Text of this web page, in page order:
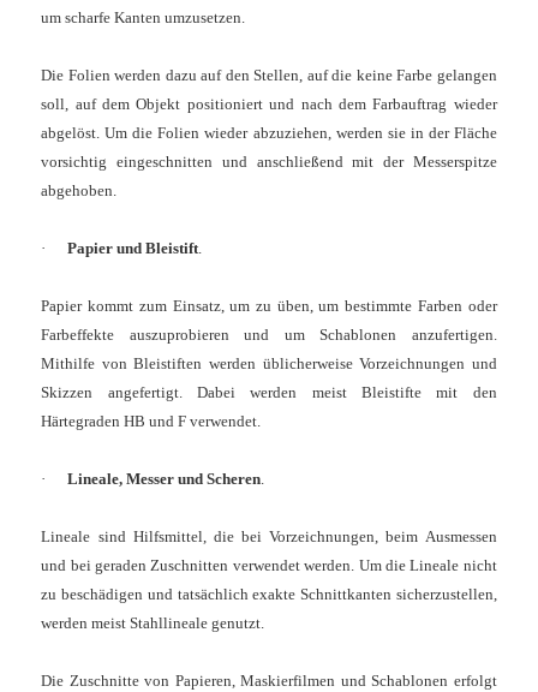
um scharfe Kanten umzusetzen.
Die Folien werden dazu auf den Stellen, auf die keine Farbe gelangen
soll, auf dem Objekt positioniert und nach dem Farbauftrag wieder
abgelöst. Um die Folien wieder abzuziehen, werden sie in der Fläche
vorsichtig eingeschnitten und anschließend mit der Messerspitze
abgehoben.
· Papier und Bleistift.
Papier kommt zum Einsatz, um zu üben, um bestimmte Farben oder
Farbeffekte auszuprobieren und um Schablonen anzufertigen.
Mithilfe von Bleistiften werden üblicherweise Vorzeichnungen und
Skizzen angefertigt. Dabei werden meist Bleistifte mit den
Härtegraden HB und F verwendet.
· Lineale, Messer und Scheren.
Lineale sind Hilfsmittel, die bei Vorzeichnungen, beim Ausmessen
und bei geraden Zuschnitten verwendet werden. Um die Lineale nicht
zu beschädigen und tatsächlich exakte Schnittkanten sicherzustellen,
werden meist Stahllineale genutzt.
Die Zuschnitte von Papieren, Maskierfilmen und Schablonen erfolgt